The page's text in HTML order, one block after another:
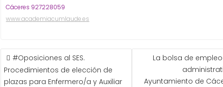
Cáceres 927228059
www.academiacumlaude.es
NAVEGACIÓN
DE
ENTRADAS
#Oposiciones al SES.
Procedimientos de elección de
plazas para Enfermero/a y Auxiliar
La bolsa de
Ayuntamiento de